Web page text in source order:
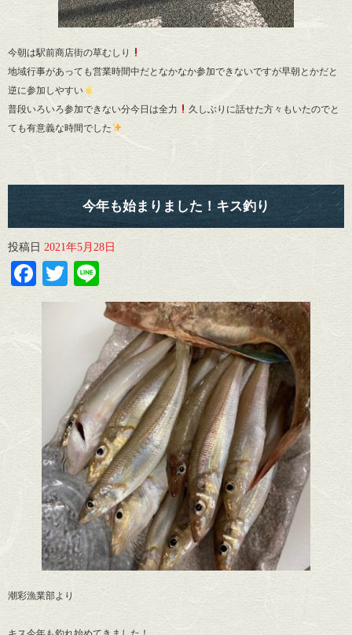
今朝は駅前商店街の草むしり
地域行事があっても営業時間中だとなかなか参加できないですが早朝とかだと
逆に参加しやすい
普段いろいろ参加できない分今日は全力
久しぶりに話せた方々もいたのでと
ても有意義な時間でした
今年も始まりました！キス釣り
投稿日 2021年5月28日
Facebook
Twitter
潮彩漁業部より